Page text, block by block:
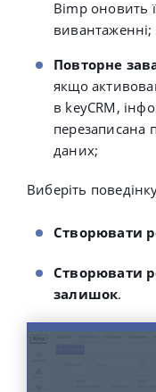
Bimp оновить
вивантаженні;
Повторне
якщо
в keyCRM,
перезаписана
даних;
Виберіть
Створювати
Створювати
залишок.